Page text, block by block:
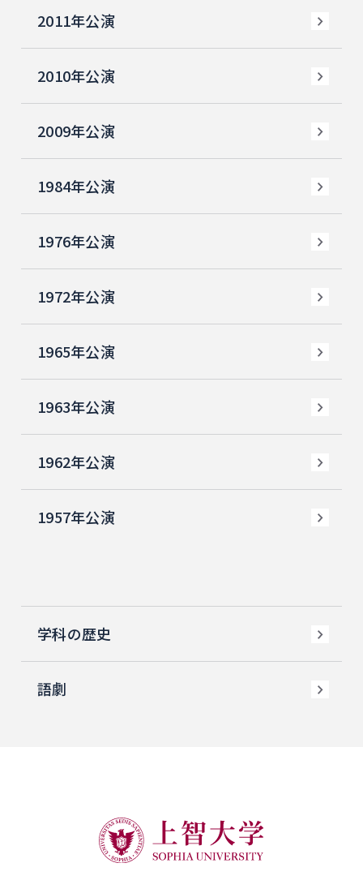
2011年公演
2010年公演
2009年公演
1984年公演
1976年公演
1972年公演
1965年公演
1963年公演
1962年公演
1957年公演
学科の歴史
語劇